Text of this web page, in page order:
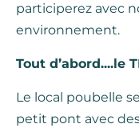
participerez avec
environnement.
Tout d’abord....le
Le local poubelle
petit pont avec